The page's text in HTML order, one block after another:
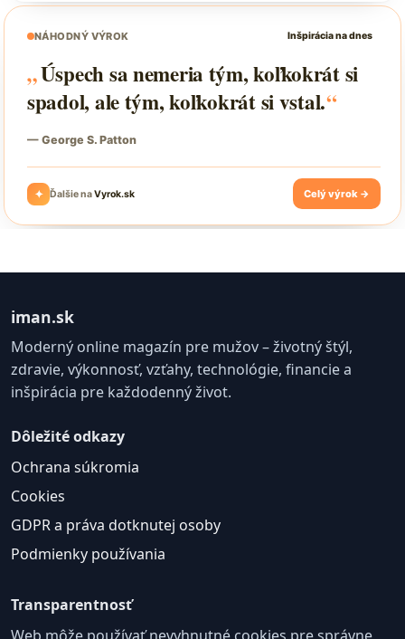
iman.sk
Moderný online magazín pre mužov – životný štýl,
zdravie, výkonnosť, vzťahy, technológie, financie a
inšpirácia pre každodenný život.
Dôležité odkazy
Ochrana súkromia
Cookies
GDPR a práva dotknutej osoby
Podmienky používania
Transparentnosť